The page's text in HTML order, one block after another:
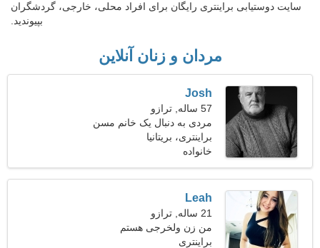
سایت دوستیابی براینتری رایگان برای افراد محلی، خارجی، گردشگران
بپیوندید.
مردان و زنان آنلاین
Josh
57 ساله, ترازو
مردی به دنبال یک خانم مسن
براینتری، بریتانیا
خانواده
Leah
21 ساله, ترازو
من زن ولخرجی هستم
براینتری